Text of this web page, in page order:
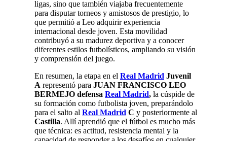
ligas, sino que también viajaba frecuentemente
para disputar torneos y amistosos de prestigio, lo
que permitió a Leo adquirir experiencia
internacional desde joven. Esta movilidad
contribuyó a su madurez deportiva y a conocer
diferentes estilos futbolísticos, ampliando su visión
y comprensión del juego.
En resumen, la etapa en el Real Madrid Juvenil
A representó para JUAN FRANCISCO LEO
BERMEJO defensa Real Madrid, la cúspide de
su formación como futbolista joven, preparándolo
para el salto al Real Madrid C y posteriormente al
Castilla. Allí aprendió que el fútbol es mucho más
que técnica: es actitud, resistencia mental y la